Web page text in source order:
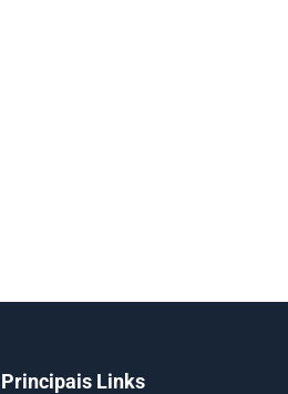
Principais Links